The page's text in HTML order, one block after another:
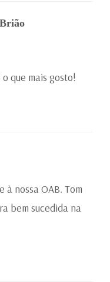
que mais gosto!
nossa OAB. Tom
bem sucedida na